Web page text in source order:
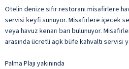
Otelin denize sıfır restoranı misafirlere
servisi keyfi sunuyor. Misafirlere içecek
veya havuz kenarı barı bulunuyor.
arasında ücretli açık büfe kahvaltı servisi
Palma Plajı yakınında